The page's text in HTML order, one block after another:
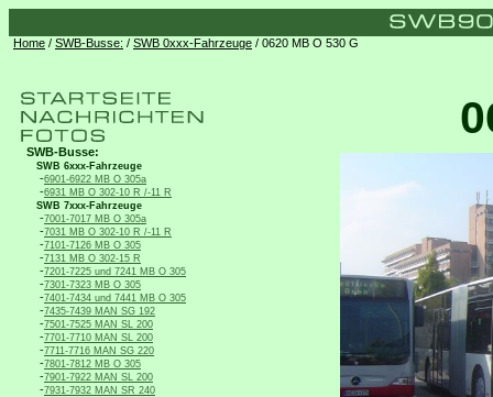
Home / SWB-Busse: / SWB 0xxx-Fahrzeuge / 0620 MB O 530 G
SWB-Busse:
SWB 6xxx-Fahrzeuge
-6901-6922 MB O 305a
-6931 MB O 302-10 R /-11 R
SWB 7xxx-Fahrzeuge
-7001-7017 MB O 305a
-7031 MB O 302-10 R /-11 R
-7101-7126 MB O 305
-7131 MB O 302-15 R
-7201-7225 und 7241 MB O 305
-7301-7323 MB O 305
-7401-7434 und 7441 MB O 305
-7435-7439 MAN SG 192
-7501-7525 MAN SL 200
-7701-7710 MAN SL 200
-7711-7716 MAN SG 220
-7801-7812 MB O 305
-7901-7922 MAN SL 200
-7931-7932 MAN SR 240